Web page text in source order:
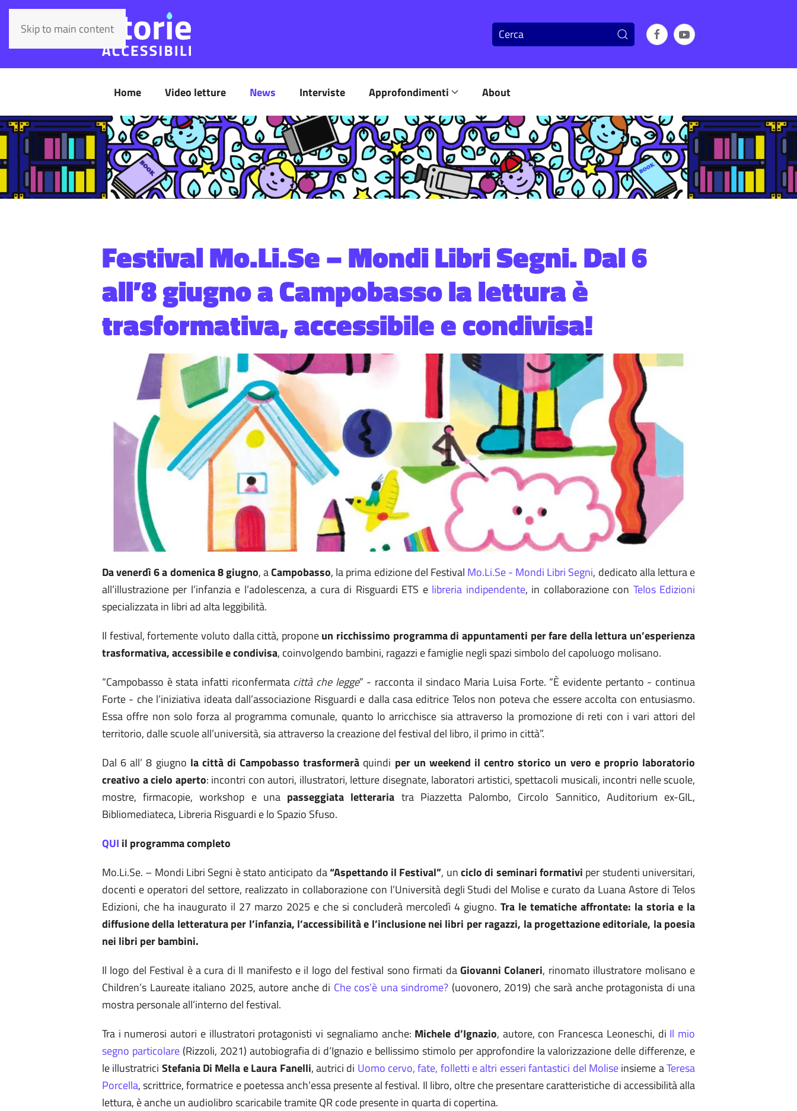
Skip to main content
Home Video letture News Interviste Approfondimenti About
Festival Mo.Li.Se – Mondi Libri Segni. Dal 6
all’8 giugno a Campobasso la lettura è
trasformativa, accessibile e condivisa!
Da venerdì 6 a domenica 8 giugno, aCampobasso, la prima edizione del Festival Mo.Li.Se - Mondi Libri Segni, dedicato alla lettura e
all’illustrazione per l’infanzia e l’adolescenza, a cura di Risguardi ETS e libreria indipendente, in collaborazione con Telos Edizioni
specializzata in libri ad alta leggibilità.
Il festival, fortemente voluto dalla città, proponeun ricchissimo programma di appuntamenti per fare della lettura un’esperienza
trasformativa, accessibile e condivisa, coinvolgendo bambini, ragazzi e famiglie negli spazi simbolo del capoluogo molisano.
“Campobasso è stata infatti riconfermata città che legge” - racconta il sindaco Maria Luisa Forte. “È evidente pertanto - continua
Forte - che l’iniziativa ideata dall’associazione Risguardi e dalla casa editrice Telos non poteva che essere accolta con entusiasmo.
Essa offre non solo forza al programma comunale, quanto lo arricchisce sia attraverso la promozione di reti con i vari attori del
territorio, dalle scuole all’università, sia attraverso la creazione del festival del libro, il primo in città”.
Dal 6 all’ 8 giugno la città di Campobasso trasformerà quindi per un weekend il centro storico un vero e proprio laboratorio
creativo a cielo aperto: incontri con autori, illustratori, letture disegnate, laboratori artistici, spettacoli musicali, incontri nelle scuole,
mostre, firmacopie, workshop e una passeggiata letteraria tra Piazzetta Palombo, Circolo Sannitico, Auditorium ex-GIL,
Bibliomediateca, Libreria Risguardi e lo Spazio Sfuso.
QUI il programma completo
Mo.Li.Se. – Mondi Libri Segni è stato anticipato da“Aspettando il Festival”, unciclo di seminari formativi per studenti universitari,
docenti e operatori del settore, realizzato in collaborazione con l’Università degli Studi del Molise e curato da Luana Astore di Telos
Edizioni, che ha inaugurato il 27 marzo 2025 e che si concluderà mercoledì 4 giugno. Tra le tematiche affrontate: la storia e la
diffusione della letteratura per l’infanzia, l’accessibilità e l’inclusione nei libri per ragazzi, la progettazione editoriale, la poesia
nei libri per bambini.
Il logo del Festival è a cura di Il manifesto e il logo del festival sono firmati daGiovanni Colaneri, rinomato illustratore molisano e
Children’s Laureate italiano 2025, autore anche di Che cos’è una sindrome? (uovonero, 2019) che sarà anche protagonista di una
mostra personale all’interno del festival.
Tra i numerosi autori e illustratori protagonisti vi segnaliamo anche: Michele d’Ignazio, autore, con Francesca Leoneschi, di Il mio
segno particolare(Rizzoli, 2021) autobiografia di d’Ignazio e bellissimo stimolo per approfondire la valorizzazione delle differenze, e
le illustratrici Stefania Di Mella e Laura Fanelli, autrici di Uomo cervo, fate, folletti e altri esseri fantastici del Moliseinsieme aTeresa
Porcella, scrittrice, formatrice e poetessa anch’essa presente al festival. Il libro, oltre che presentare caratteristiche di accessibilità alla
lettura, è anche un audiolibro scaricabile tramite QR code presente in quarta di copertina.